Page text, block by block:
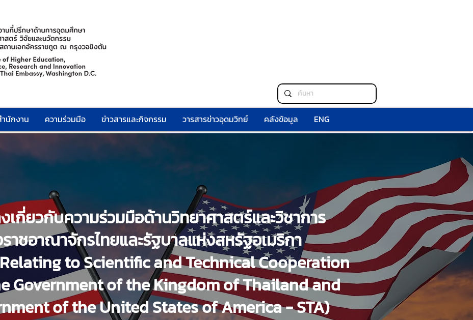
นักงาน ความร่วมมือ ข่าวสารและกิจกรรม วารสารข่าวอุดมวิทย์ คลังข้อมูล ENG
เกี่ยวกับความร่วมมือด้านวิทยาศาสตร์และวิชาการ
ราชอาณาจักรไทยและรัฐบาลแห่งสหรัฐอเมริกา
to Scientific and Technical Cooperation
Government of the Kingdom of Thailand and
of the United States of America - STA)